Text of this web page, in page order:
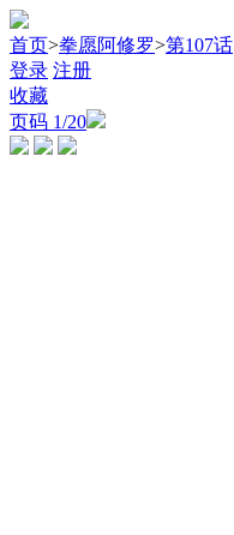
首页>拳愿阿修罗>第107话
登录 注册
收藏
页码 1/20